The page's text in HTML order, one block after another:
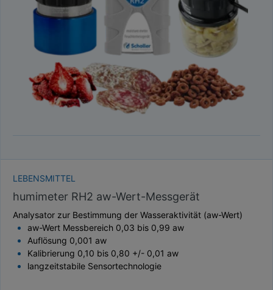
TAUPUNKT
GEWICHT / MASSE
LEBENSMITTEL
humimeter RH2 aw-Wert-Messgerät
Analysator zur Bestimmung der Wasseraktivität (aw-Wert)
aw-Wert Messbereich 0,03 bis 0,99 aw
Auflösung 0,001 aw
Kalibrierung 0,10 bis 0,80 +/- 0,01 aw
langzeitstabile Sensortechnologie